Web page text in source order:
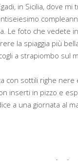
in Sicilia, dove mi
Le foto che vedete
la spiaggia più
a strapiombo sul
con sottili righe nere
inserti in pizzo e
a una giornata al